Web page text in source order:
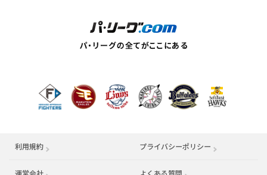
利用規約 プライバシーポリシー
運営会社 （別ウィンドウで開く） よくある質問